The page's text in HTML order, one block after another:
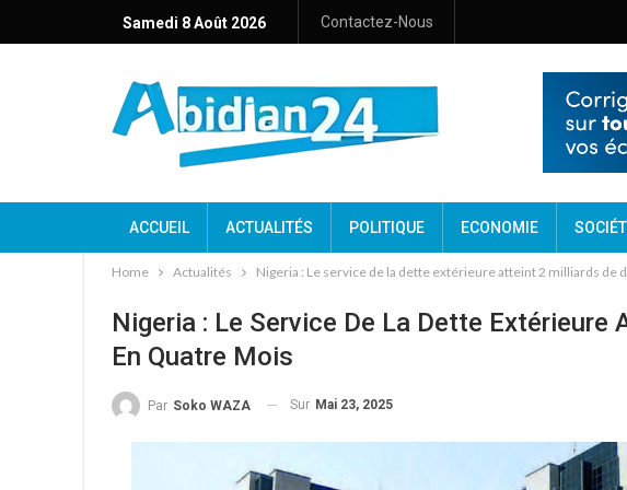
Samedi 8 Août 2026 Contactez-Nous
ACCUEIL ACTUALITÉS POLITIQUE ECONOMIE
Home Actualités Nigeria : Le service de la dette extérieure atteint 2 milliards de
Nigeria : Le Service De La Dette
En Quatre Mois
Par Soko WAZA Sur Mai 23, 2025